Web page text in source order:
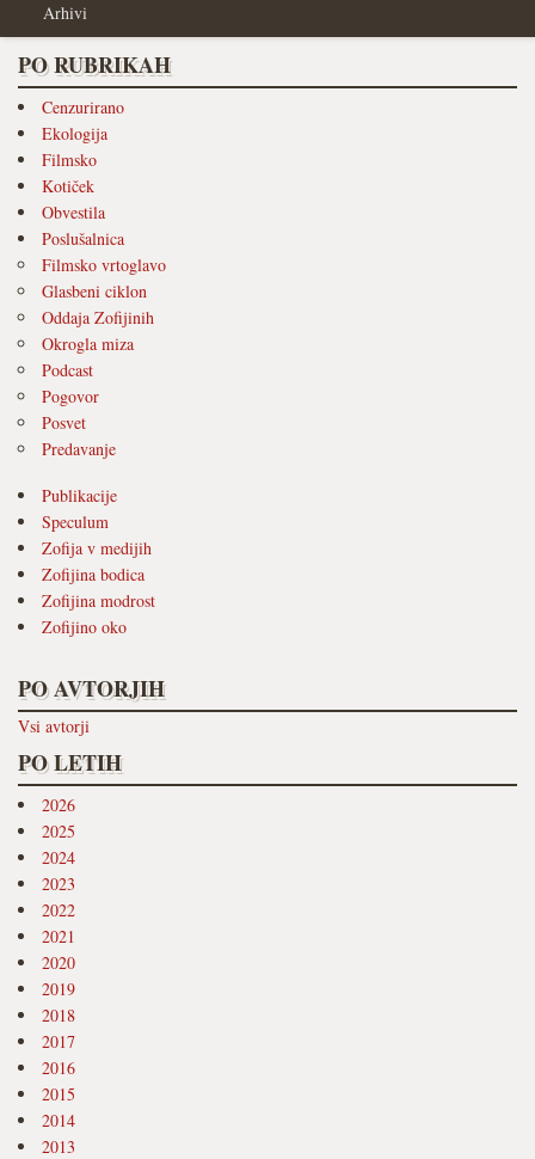
Arhivi
PO RUBRIKAH
Cenzurirano
Ekologija
Filmsko
Kotiček
Obvestila
Poslušalnica
Filmsko vrtoglavo
Glasbeni ciklon
Oddaja Zofijinih
Okrogla miza
Podcast
Pogovor
Posvet
Predavanje
Publikacije
Speculum
Zofija v medijih
Zofijina bodica
Zofijina modrost
Zofijino oko
PO AVTORJIH
Vsi avtorji
PO LETIH
2026
2025
2024
2023
2022
2021
2020
2019
2018
2017
2016
2015
2014
2013